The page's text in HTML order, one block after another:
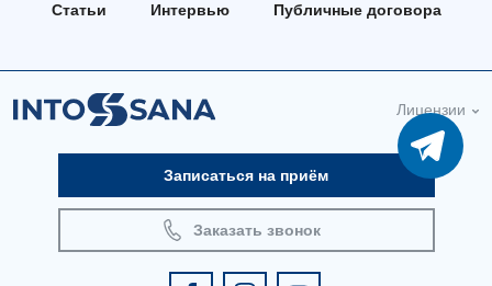
Статьи Интервью Публичные договора
Лицензии
Записаться на приём
Заказать звонок